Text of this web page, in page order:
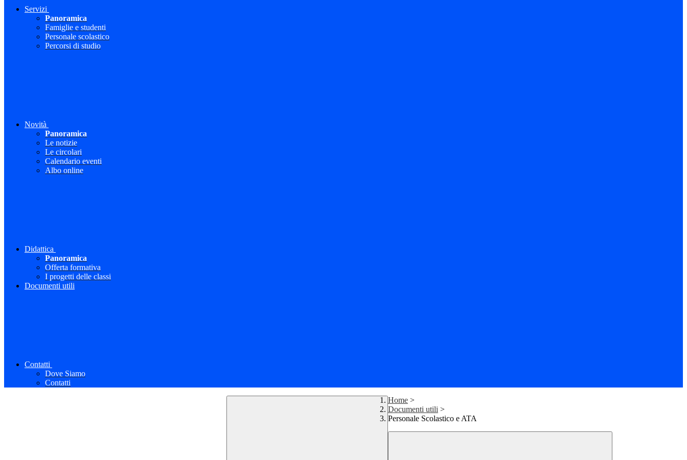
Servizi
Panoramica
Famiglie e studenti
Personale scolastico
Percorsi di studio
Novità
Panoramica
Le notizie
Le circolari
Calendario eventi
Albo online
Didattica
Panoramica
Offerta formativa
I progetti delle classi
Documenti utili
Contatti
Dove Siamo
Contatti
Home >
Documenti utili >
Personale Scolastico e ATA